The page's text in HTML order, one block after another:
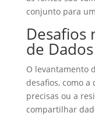
conjunto para
Desafios
de Dados
O levantamento
desafios, como
precisas ou a
compartilhar